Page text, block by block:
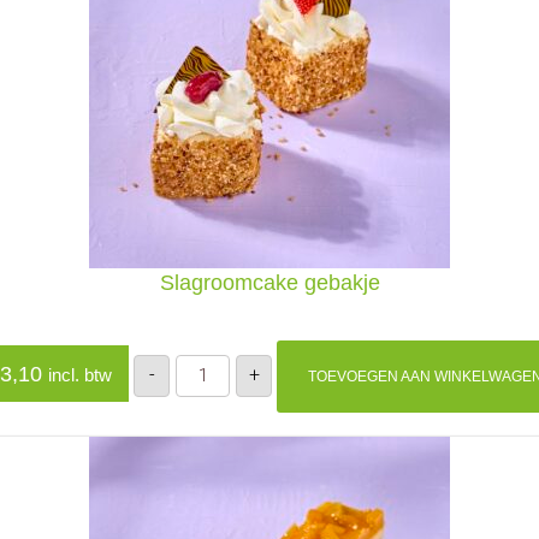
Slagroomcake gebakje
incl. btw -
Slagroomcake
gebakje
aantal
+ TOEVOEGEN AAN